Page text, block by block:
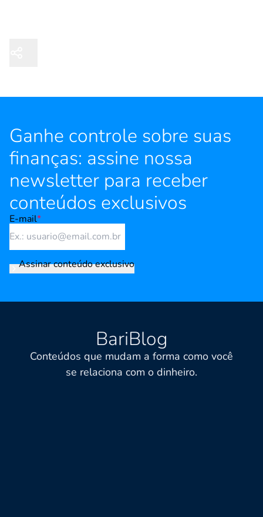
Ganhe controle sobre suas
finanças: assine nossa
newsletter para receber
conteúdos exclusivos
E-mail*
Assinar conteúdo exclusivo
BariBlog
Conteúdos que mudam a forma como você
se relaciona com o dinheiro.